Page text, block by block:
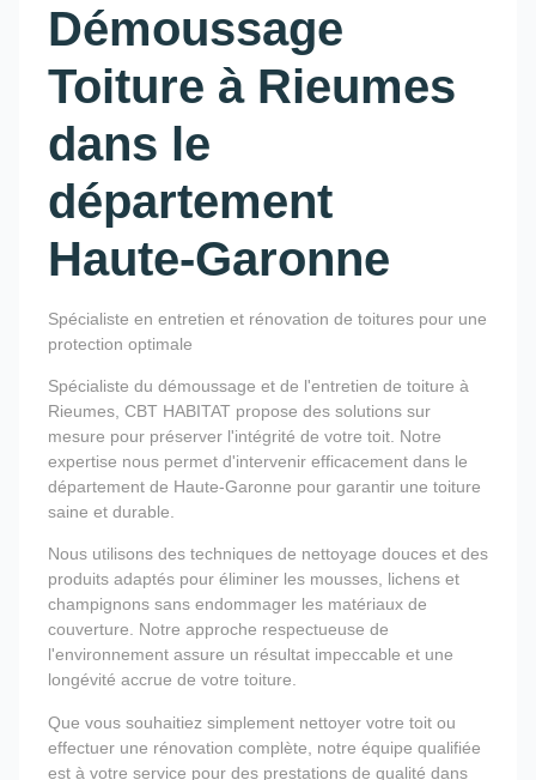
Démoussage
Toiture à Rieumes
dans le
département
Haute-Garonne
Spécialiste en entretien et rénovation de toitures pour une
protection optimale
Spécialiste du démoussage et de l'entretien de toiture à
Rieumes, CBT HABITAT propose des solutions sur
mesure pour préserver l'intégrité de votre toit. Notre
expertise nous permet d'intervenir efficacement dans le
département de Haute-Garonne pour garantir une toiture
saine et durable.
Nous utilisons des techniques de nettoyage douces et des
produits adaptés pour éliminer les mousses, lichens et
champignons sans endommager les matériaux de
couverture. Notre approche respectueuse de
l'environnement assure un résultat impeccable et une
longévité accrue de votre toiture.
Que vous souhaitiez simplement nettoyer votre toit ou
effectuer une rénovation complète, notre équipe qualifiée
est à votre service pour des prestations de qualité dans